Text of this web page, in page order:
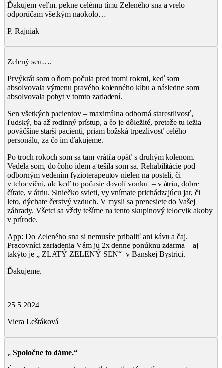
Ďakujem veľmi pekne celému tímu Zeleného sna a vrelo
odporúčam všetkým naokolo…
P. Rajniak
Zelený sen….
Prvýkrát som o ňom počula pred tromi rokmi, keď som
absolvovala výmenu pravého kolenného kĺbu a následne som
absolvovala pobyt v tomto zariadení.
Sen všetkých pacientov – maximálna odborná starostlivosť,
ľudský, ba až rodinný prístup, a čo je dôležité, pretože tu ležia
poväčšine starší pacienti, priam božská trpezlivosť celého
personálu, za čo im ďakujeme.
Po troch rokoch som sa tam vrátila opäť s druhým kolenom.
Vedela som, do čoho idem a tešila som sa. Rehabilitácie pod
odborným vedením fyzioterapeutov nielen na posteli, či
v telocvični, ale keď to počasie dovolí vonku – v átriu, dobre
čítate, v átriu. Slniečko svieti, vy vnímate prichádzajúcu jar, či
leto, dýchate čerstvý vzduch. V mysli sa prenesiete do Vašej
záhrady. Všetci sa vždy tešíme na tento skupinový telocvik akoby
v prírode.
App: Do Zeleného sna si nemusíte pribaliť ani kávu a čaj.
Pracovníci zariadenia Vám ju 2x denne ponúknu zdarma – aj
takýto je „ ZLATÝ ZELENÝ SEN“ v Banskej Bystrici.
Ďakujeme.
25.5.2024
Viera Leštáková
„ Spoločne to dáme.“